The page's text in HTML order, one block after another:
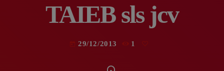
TAIEB sls jcv
29/12/2013 1